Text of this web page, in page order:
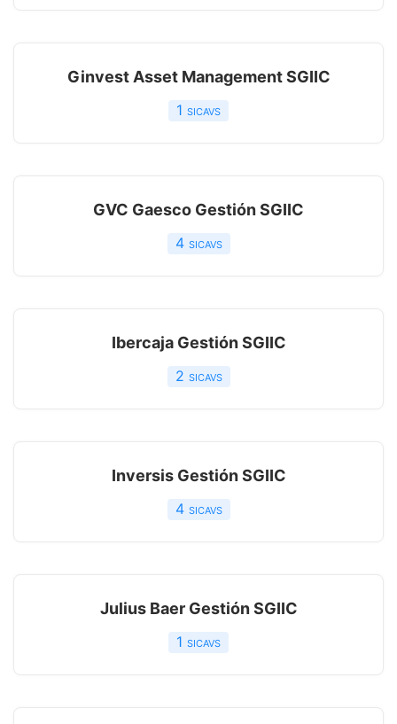
Ginvest Asset Management SGIIC
1 sicavs
GVC Gaesco Gestión SGIIC
4 sicavs
Ibercaja Gestión SGIIC
2 sicavs
Inversis Gestión SGIIC
4 sicavs
Julius Baer Gestión SGIIC
1 sicavs